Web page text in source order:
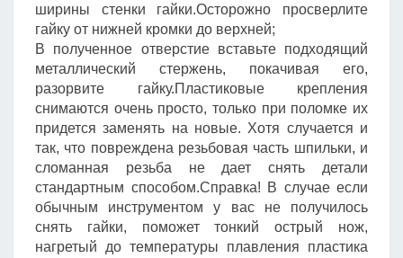
ширины стенки гайки.Осторожно просверлите
гайку от нижней кромки до верхней;
В полученное отверстие вставьте подходящий
металлический стержень, покачивая его,
разорвите гайку.Пластиковые крепления
снимаются очень просто, только при поломке их
придется заменять на новые. Хотя случается и
так, что повреждена резьбовая часть шпильки, и
сломанная резьба не дает снять детали
стандартным способом.Справка! В случае если
обычным инструментом у вас не получилось
снять гайки, поможет тонкий острый нож,
нагретый до температуры плавления пластика